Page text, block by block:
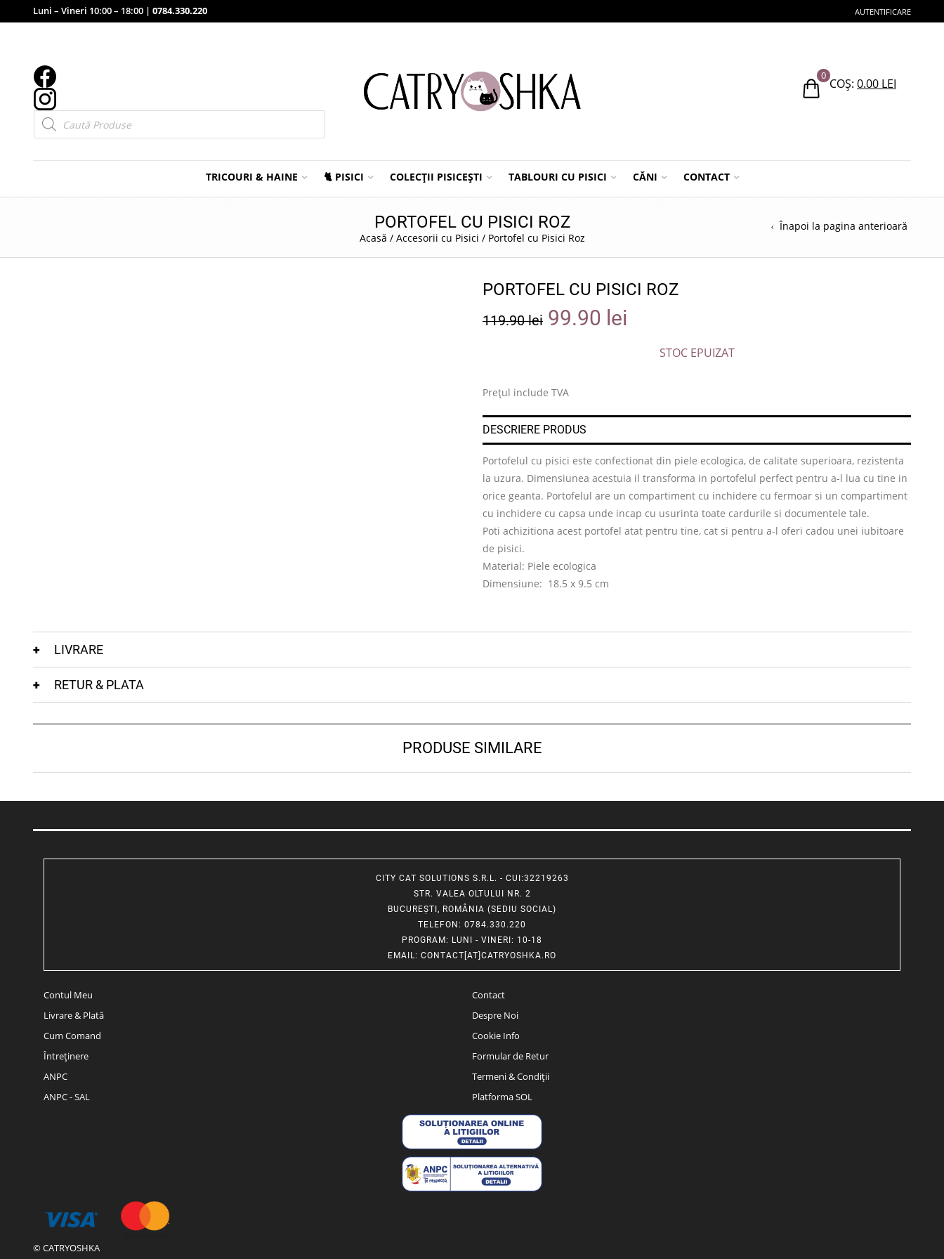
Luni – Vineri 10:00 – 18:00 | 0784.330.220 AUTENTIFICARE
Products
search
0
COȘ: 0.00 LEI
TRICOURI & HAINE 🐈 PISICI COLECȚII PISICEȘTI TABLOURI CU PISICI CĂNI CONTACT
PORTOFEL CU PISICI ROZ
Acasă / Accesorii cu Pisici / Portofel cu Pisici Roz
Înapoi la pagina anterioară
PORTOFEL CU PISICI ROZ
119.90lei 99.90 lei
STOC EPUIZAT
Prețul include TVA
DESCRIERE PRODUS
Portofelul cu pisici este confectionat din piele ecologica, de calitate superioara, rezistenta
la uzura. Dimensiunea acestuia il transforma in portofelul perfect pentru a-l lua cu tine in
orice geanta. Portofelul are un compartiment cu inchidere cu fermoar si un compartiment
cu inchidere cu capsa unde incap cu usurinta toate cardurile si documentele tale.
Poti achizitiona acest portofel atat pentru tine, cat si pentru a-l oferi cadou unei iubitoare
de pisici.
Material: Piele ecologica
Dimensiune: 18.5 x 9.5 cm
LIVRARE
RETUR & PLATA
PRODUSE SIMILARE
CITY CAT SOLUTIONS S.R.L. - CUI:32219263
STR. VALEA OLTULUI NR. 2
BUCUREȘTI, ROMÂNIA (SEDIU SOCIAL)
TELEFON : 0784.330.220
PROGRAM: LUNI - VINERI: 10-18
EMAIL: CONTACT[AT]CATRYOSHKA.RO
Contul Meu
Livrare & Plată
Cum Comand
Întreținere
ANPC
ANPC - SAL
Contact
Despre Noi
Cookie Info
Formular de Retur
Termeni & Condiții
Platforma SOL
© CATRYOSHKA